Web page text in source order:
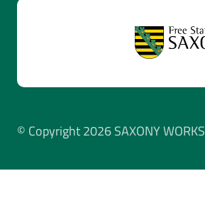
© Copyright 2026 SAXONY WORKS